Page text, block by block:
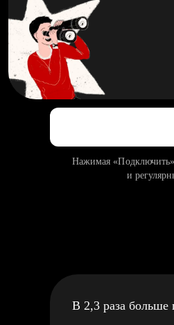
Нажимая
и
В 2,3 раза больше